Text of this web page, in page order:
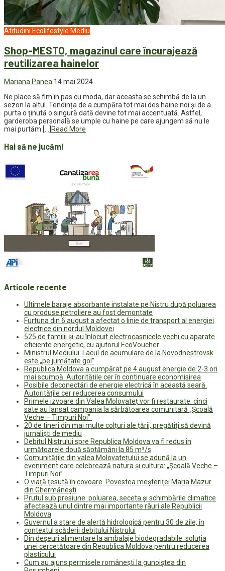
Atitudini Ecolifestyle Mediu
Shop-MESTO, magazinul care încurajează
reutilizarea hainelor
Mariana Panea 14 mai 2024
Ne place să fim în pas cu moda, dar aceasta se schimbă de la un
sezon la altul. Tendința de a cumpăra tot mai des haine noi și de a
purta o ținută o singură dată devine tot mai accentuată. Astfel,
garderoba personală se umple cu haine pe care ajungem să nu le
mai purtăm […] Read More
Hai să ne jucăm!
Articole recente
Ultimele baraje absorbante instalate pe Nistru după poluarea
cu produse petroliere au fost demontate
Furtuna din 6 august a afectat o linie de transport al energiei
electrice din nordul Moldovei
525 de familii și-au înlocuit electrocasnicele vechi cu aparate
eficiente energetic, cu ajutorul EcoVoucher
Ministrul Mediului: Lacul de acumulare de la Novodnestrovsk
este „pe jumătate gol”
Republica Moldova a cumpărat pe 4 august energie de 2-3 ori
mai scumpă. Autoritățile cer în continuare economisirea
Posibile deconectări de energie electrică în această seară.
Autoritățile cer reducerea consumului
Primele izvoare din Valea Molovateț vor fi restaurate: cinci
sate au lansat campania la sărbătoarea comunitară „Școală
Veche – Timpuri Noi”
20 de tineri din mai multe colțuri ale țării, pregătiți să devină
jurnaliști de mediu
Debitul Nistrului spre Republica Moldova va fi redus în
următoarele două săptămâni la 85 m³/s
Comunitățile din valea Molovatețului se adună la un
eveniment care celebrează natura și cultura: „Școală Veche –
Timpuri Noi”
O viață țesută în covoare. Povestea meșteriței Maria Mazur
din Ghermănești
Prutul sub presiune: poluarea, seceta și schimbările climatice
afectează unul dintre mai importante râuri ale Republicii
Moldova
Guvernul a stare de alertă hidrologică pentru 30 de zile, în
contextul scăderii debitului Nistrului
Din deșeuri alimentare la ambalaje biodegradabile: soluția
unei cercetătoare din Republica Moldova pentru reducerea
plasticului
Cum au ajuns permisele românești la gunoiștea din